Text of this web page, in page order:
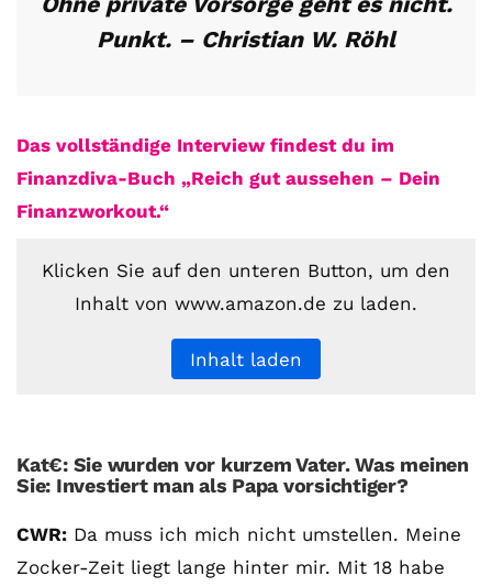
Punkt. – Christian W. Röhl
Das vollständige Interview findest du im
Finanzdiva-Buch „Reich gut aussehen – Dein
Finanzworkout.“
Klicken Sie auf den unteren Button, um den
Inhalt von www.amazon.de zu laden.
Inhalt laden
Kat€: Sie wurden vor kurzem Vater. Was meinen
Sie: Investiert man als Papa vorsichtiger?
CWR: Da muss ich mich nicht umstellen. Meine
Zocker-Zeit liegt lange hinter mir. Mit 18 habe